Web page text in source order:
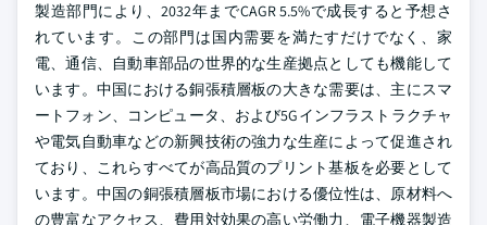
製造部門により、2032年までCAGR 5.5%で成長すると予想さ
れています。この部門は国内需要を満たすだけでなく、家
電、通信、自動車部品の世界的な生産拠点としても機能して
います。中国における銅張積層板の大きな需要は、主にスマ
ートフォン、コンピュータ、および5Gインフラストラクチャ
や電気自動車などの新興技術の強力な生産によって促進され
ており、これらすべてが高品質のプリント基板を必要として
います。中国の銅張積層板市場における優位性は、原材料へ
の豊富なアクセス、費用対効果の高い労働力、電子機器製造